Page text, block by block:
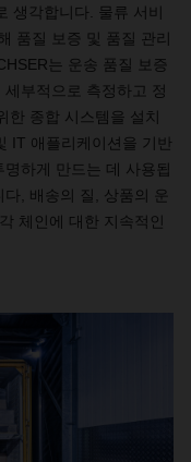
생각합니다. 물류 서비
품질 보증 및 품질 관리
는 운송 품질 보증
부적으로 측정하고 정
한 종합 시스템을 설치
IT 애플리케이션을 기반
하게 만드는 데 사용됩
, 배송의 질, 상품의 운
체인에 대한 지속적인